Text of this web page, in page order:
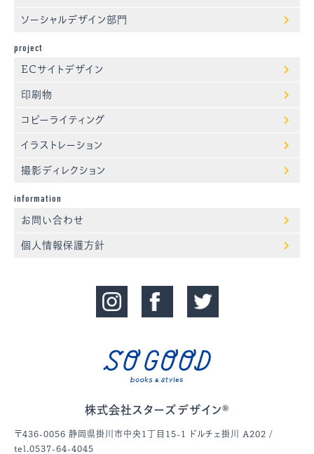
ソーシャルデザイン部門
project
ECサイトデザイン
印刷物
コピーライティング
イラストレーション
撮影ディレクション
information
お問い合わせ
個人情報保護方針
株式会社スターズデザイン®
〒436-0056 静岡県掛川市中央1丁目15-1 ドルチェ掛川 A202 /
tel.0537-64-4045